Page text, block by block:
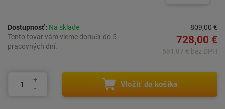
Dostupnosť: Na sklade
Tento tovar vám vieme doručiť do 5
pracovných dní.
809,00 €
728,00 €
591,87 € bez DPH
Vložiť do košíka